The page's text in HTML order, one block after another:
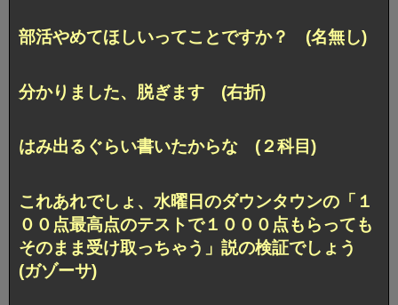
部活やめてほしいってことですか？ (名無し)
分かりました、脱ぎます (右折)
はみ出るぐらい書いたからな (２科目)
これあれでしょ、水曜日のダウンタウンの「１
００点最高点のテストで１０００点もらっても
そのまま受け取っちゃう」説の検証でしょう
(ガゾーサ)